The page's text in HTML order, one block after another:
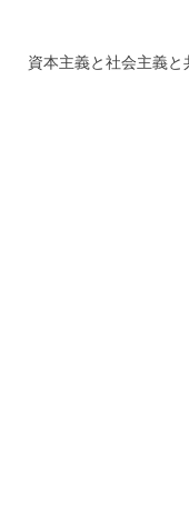
資本主義と社会主義と